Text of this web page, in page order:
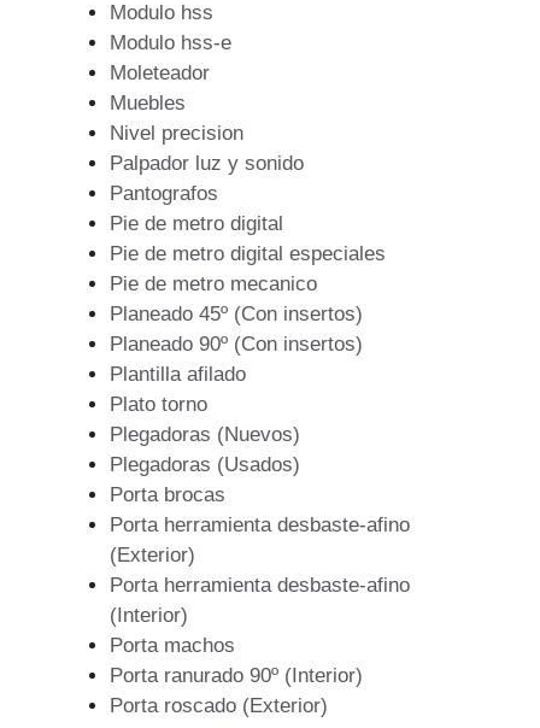
Modulo hss
Modulo hss-e
Moleteador
Muebles
Nivel precision
Palpador luz y sonido
Pantografos
Pie de metro digital
Pie de metro digital especiales
Pie de metro mecanico
Planeado 45º (Con insertos)
Planeado 90º (Con insertos)
Plantilla afilado
Plato torno
Plegadoras (Nuevos)
Plegadoras (Usados)
Porta brocas
Porta herramienta desbaste-afino
(Exterior)
Porta herramienta desbaste-afino
(Interior)
Porta machos
Porta ranurado 90º (Interior)
Porta roscado (Exterior)